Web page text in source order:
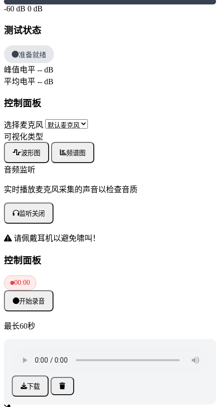
-60 dB 0 dB
测试状态
准备就绪
峰值电平 -- dB
平均电平 -- dB
控制面板
选择麦克风
可视化类型
波形图 频谱图
音频监听
实时播放麦克风采集的声音以检查音质
监听关闭
请佩戴耳机以避免啸叫！
控制面板
00:00
开始录音
最长60秒
下载